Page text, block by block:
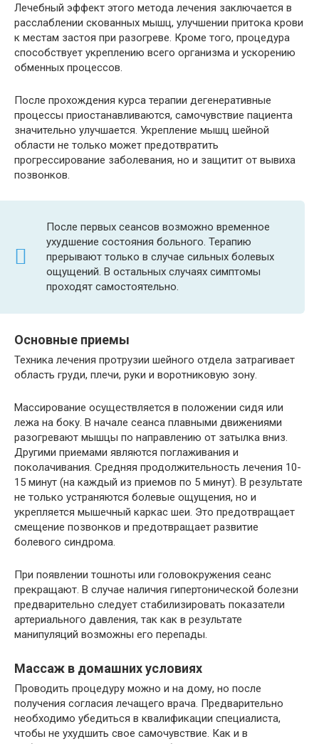
Лечебный эффект этого метода лечения заключается в
расслаблении скованных мышц, улучшении притока крови
к местам застоя при разогреве. Кроме того, процедура
способствует укреплению всего организма и ускорению
обменных процессов.
После прохождения курса терапии дегенеративные
процессы приостанавливаются, самочувствие пациента
значительно улучшается. Укрепление мышц шейной
области не только может предотвратить
прогрессирование заболевания, но и защитит от вывиха
позвонков.
После первых сеансов возможно временное
ухудшение состояния больного. Терапию
прерывают только в случае сильных болевых
ощущений. В остальных случаях симптомы
проходят самостоятельно.
Основные приемы
Техника лечения протрузии шейного отдела затрагивает
область груди, плечи, руки и воротниковую зону.
Массирование осуществляется в положении сидя или
лежа на боку. В начале сеанса плавными движениями
разогревают мышцы по направлению от затылка вниз.
Другими приемами являются поглаживания и
поколачивания. Средняя продолжительность лечения 10-
15 минут (на каждый из приемов по 5 минут). В результате
не только устраняются болевые ощущения, но и
укрепляется мышечный каркас шеи. Это предотвращает
смещение позвонков и предотвращает развитие
болевого синдрома.
При появлении тошноты или головокружения сеанс
прекращают. В случае наличия гипертонической болезни
предварительно следует стабилизировать показатели
артериального давления, так как в результате
манипуляций возможны его перепады.
Массаж в домашних условиях
Проводить процедуру можно и на дому, но после
получения согласия лечащего врача. Предварительно
необходимо убедиться в квалификации специалиста,
чтобы не ухудшить свое самочувствие. Как и в